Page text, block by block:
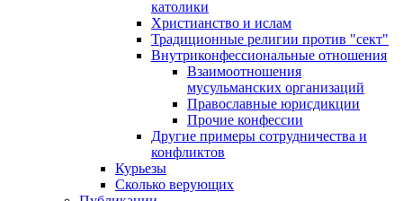
католики
Христианство и ислам
Традиционные религии против "сект"
Внутриконфессиональные отношения
Взаимоотношения
мусульманских организаций
Православные юрисдикции
Прочие конфессии
Другие примеры сотрудничества и
конфликтов
Курьезы
Сколько верующих